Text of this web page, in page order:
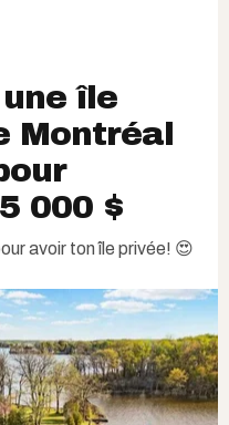
île
Montréal
000 $
avoir ton île privée! 😍